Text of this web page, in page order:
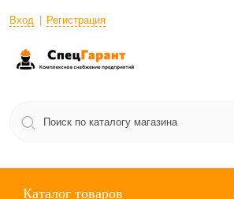
Вход Регистрация
Каталог товаров